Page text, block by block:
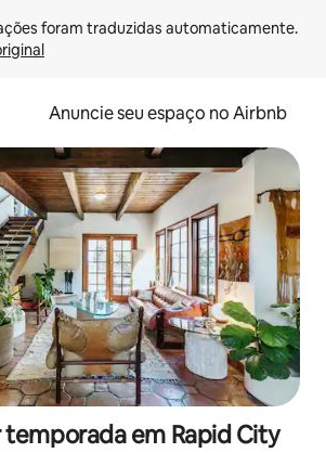
Anuncie seu espaço no Airbnb
em Rapid City